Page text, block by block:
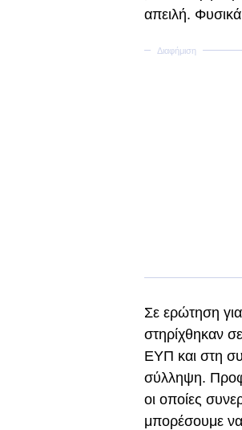
απειλή.
Σε ερώτηση
στηρίχθηκαν
ΕΥΠ και στη
σύλληψη.
οι οποίες
μπορέσουμε να